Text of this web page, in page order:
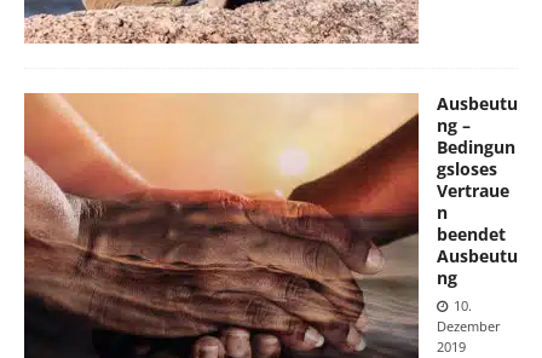
Ausbeutu
ng –
Bedingun
gsloses
Vertraue
n
beendet
Ausbeutu
ng
10.
Dezember
2019